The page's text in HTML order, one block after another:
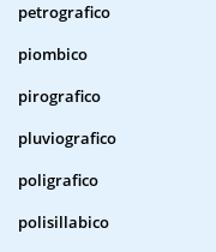
petrografico
piombico
pirografico
pluviografico
poligrafico
polisillabico